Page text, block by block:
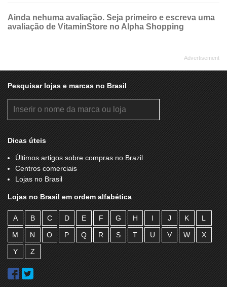
Ainda nehuma avaliação. Seja primeiro e escreva uma
avaliação de VitaminStore no Alpha Shopping
Pesquisar lojas e marcas no Brasil
Dicas úteis
Últimos artigos sobre compras no Brazil
Centros comerciais
Lojas no Brasil
Lojas no Brasil em ordem alfabética
A B C D E F G H I J K L
M N O P Q R S T U V W X
Y Z